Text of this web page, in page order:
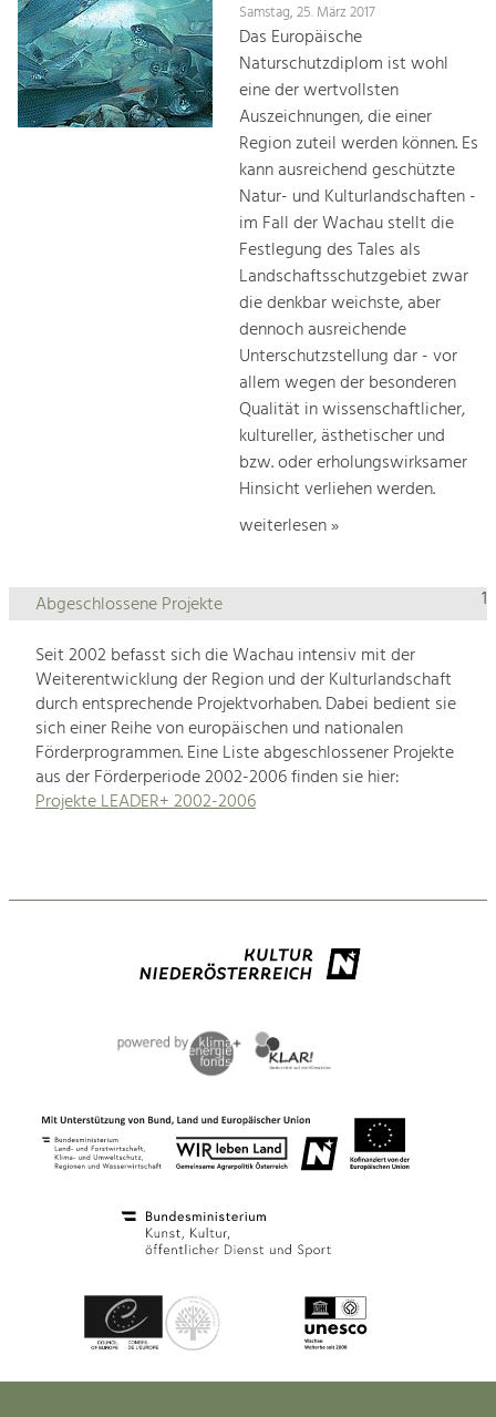
Samstag, 25. März 2017
Das Europäische
Naturschutzdiplom ist wohl
eine der wertvollsten
Auszeichnungen, die einer
Region zuteil werden können. Es
kann ausreichend geschützte
Natur- und Kulturlandschaften -
im Fall der Wachau stellt die
Festlegung des Tales als
Landschaftsschutzgebiet zwar
die denkbar weichste, aber
dennoch ausreichende
Unterschutzstellung dar - vor
allem wegen der besonderen
Qualität in wissenschaftlicher,
kultureller, ästhetischer und
bzw. oder erholungswirksamer
Hinsicht verliehen werden.
weiterlesen »
1
Abgeschlossene Projekte
Seit 2002 befasst sich die Wachau intensiv mit der
Weiterentwicklung der Region und der Kulturlandschaft
durch entsprechende Projektvorhaben. Dabei bedient sie
sich einer Reihe von europäischen und nationalen
Förderprogrammen. Eine Liste abgeschlossener Projekte
aus der Förderperiode 2002-2006 finden sie hier:
Projekte LEADER+ 2002-2006